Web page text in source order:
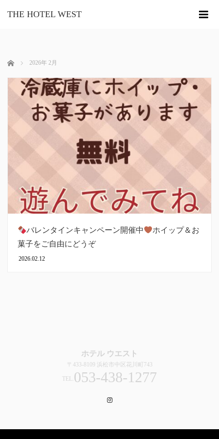
THE HOTEL WEST
ホーム 2026年 2月
バレンタインキャンペーン開催中
ホイップ＆お
菓子をご自由にどうぞ
2026.02.12
ホテル ウエスト
〒433-8109 浜松市中区花川町743
TEL.053-438-1277